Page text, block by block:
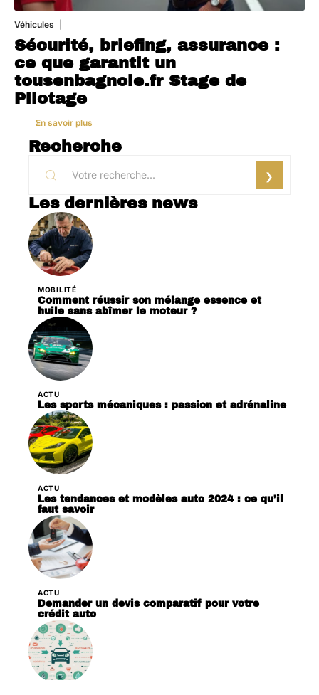
Véhicules
Sécurité, briefing, assurance :
ce que garantit un
tousenbagnole.fr Stage de
Pilotage
En savoir plus
Recherche
Les dernières news
MOBILITÉ
Comment réussir son mélange essence et
huile sans abîmer le moteur ?
ACTU
Les sports mécaniques : passion et adrénaline
ACTU
Les tendances et modèles auto 2024 : ce qu’il
faut savoir
ACTU
Demander un devis comparatif pour votre
crédit auto